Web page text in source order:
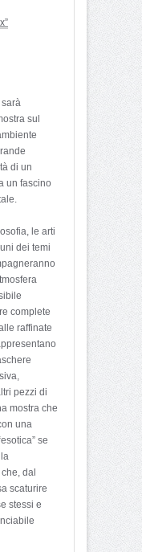
sarà
sul
di un
un fascino
le arti
dei temi
complete
raffinate
pezzi di
mostra che
una
se
dal
scaturire
stessi e